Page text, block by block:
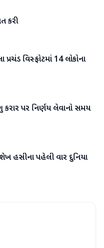
કરી
પ્રચંડ વિસ્ફોટમાં 14 લોકોના
પર નિર્ણય લેવાનો સમય
શેખ હસીના પહેલી વાર દુનિયા